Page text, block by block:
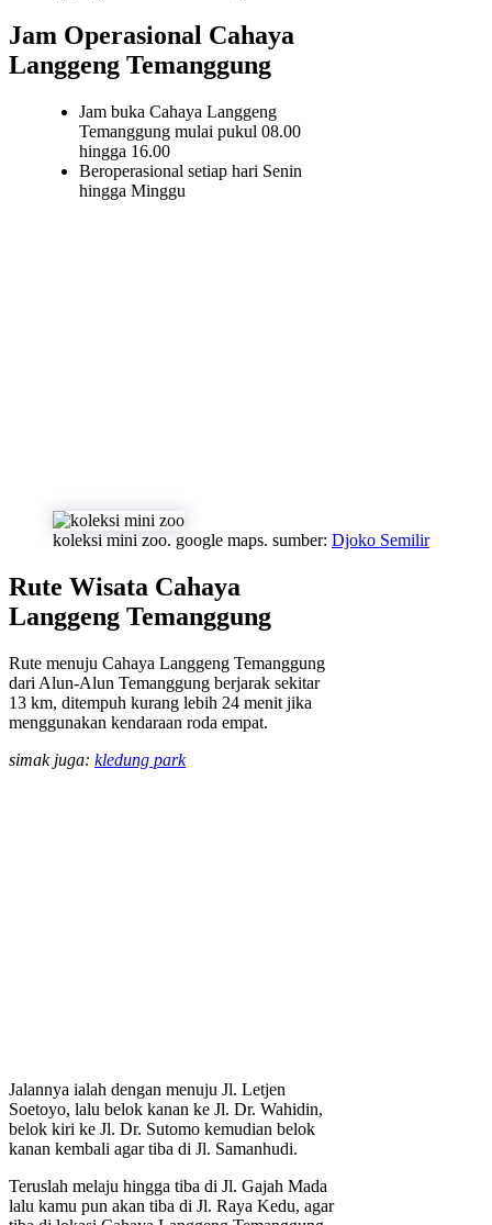
Jam Operasional Cahaya
Langgeng Temanggung
Jam buka Cahaya Langgeng
Temanggung mulai pukul 08.00
hingga 16.00
Beroperasional setiap hari Senin
hingga Minggu
koleksi mini zoo. google maps. sumber: Djoko Semilir
Rute Wisata Cahaya
Langgeng Temanggung
Rute menuju Cahaya Langgeng Temanggung
dari Alun-Alun Temanggung berjarak sekitar
13 km, ditempuh kurang lebih 24 menit jika
menggunakan kendaraan roda empat.
simak juga: kledung park
Jalannya ialah dengan menuju Jl. Letjen
Soetoyo, lalu belok kanan ke Jl. Dr. Wahidin,
belok kiri ke Jl. Dr. Sutomo kemudian belok
kanan kembali agar tiba di Jl. Samanhudi.
Teruslah melaju hingga tiba di Jl. Gajah Mada
lalu kamu pun akan tiba di Jl. Raya Kedu, agar